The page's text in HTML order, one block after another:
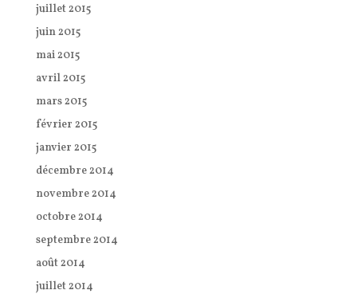
juillet 2015
juin 2015
mai 2015
avril 2015
mars 2015
février 2015
janvier 2015
décembre 2014
novembre 2014
octobre 2014
septembre 2014
août 2014
juillet 2014